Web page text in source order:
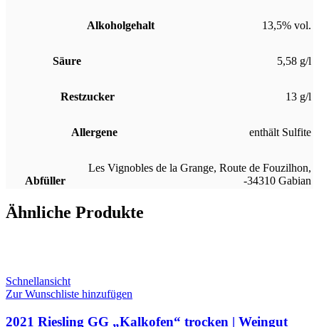
Alkoholgehalt 13,5% vol.
Säure 5,58 g/l
Restzucker 13 g/l
Allergene enthält Sulfite
Abfüller
Les Vignobles de la Grange, Route de Fouzilhon,
-34310 Gabian
Ähnliche Produkte
Schnellansicht
Zur Wunschliste hinzufügen
2021 Riesling GG „Kalkofen“ trocken | Weingut